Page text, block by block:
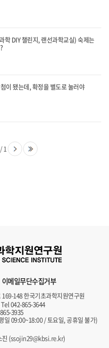
학 DIY 챌린지, 랜선과학교실) 숙제는
이 됐는데, 확정을 별도로 눌러야
/1
이메일무단수집거부
148 한국기초과학지원연구원
042-865-3644
3935
일 09:00~18:00 / 토요일, 공휴일 불가)
진 (ssojin29@kbsi.re.kr)